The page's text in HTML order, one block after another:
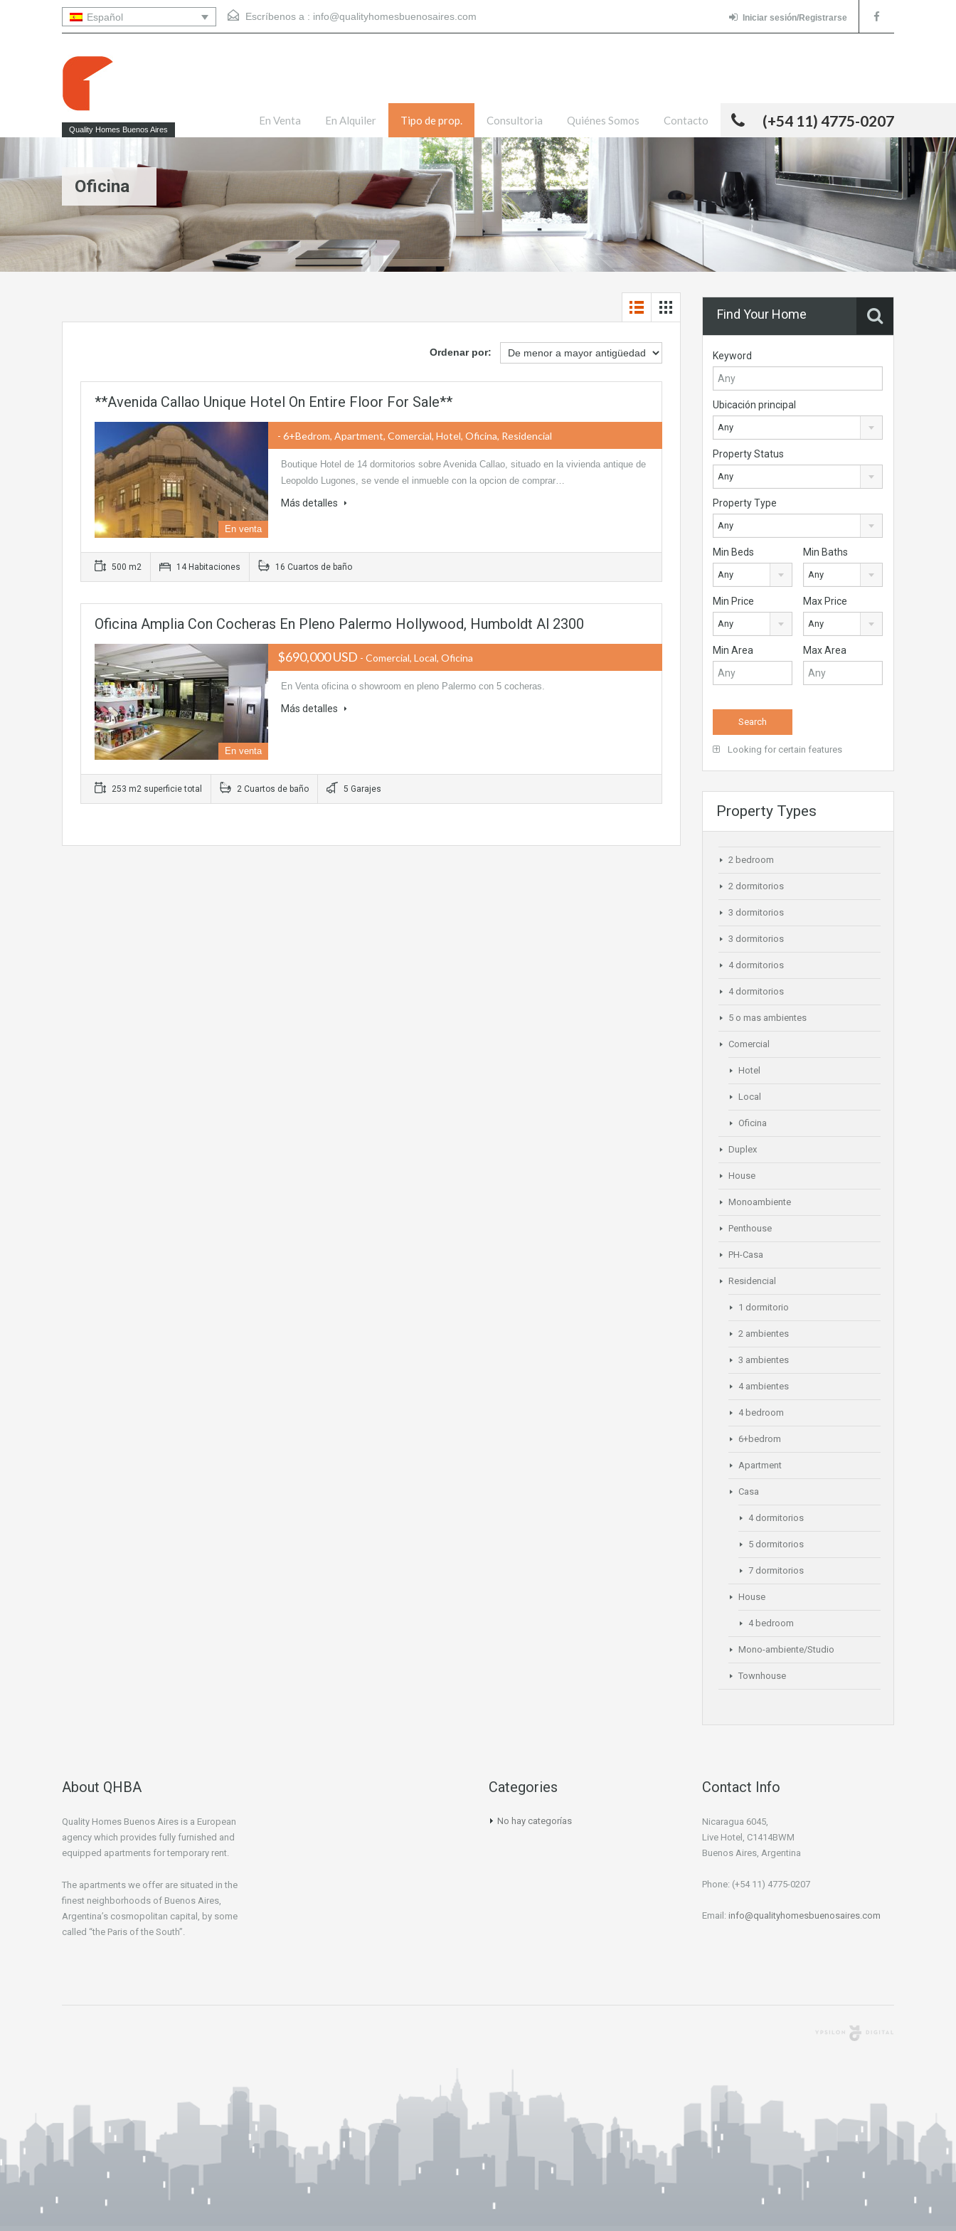
Español Escríbenos a : info@qualityhomesbuenosaires.com Iniciar sesión/Registrarse
Quality Homes Buenos Aires (+54 11) 4775-0207
En Venta En Alquiler Tipo de prop. Consultoria Quiénes Somos Contacto
Oficina
Ordenar por:
**Avenida Callao Unique Hotel On Entire Floor For Sale**
En venta
- 6+bedrom, Apartment, Comercial, Hotel, Oficina, Residencial
Boutique Hotel de 14 dormitorios sobre Avenida Callao, situado en la vivienda antique de
Leopoldo Lugones, se vende el inmueble con la opcion de comprar…
Más detalles
500 m2 14 Habitaciones 16 Cuartos de baño
Oficina Amplia Con Cocheras En Pleno Palermo Hollywood, Humboldt Al 2300
En venta
$690,000 USD - Comercial, Local, Oficina
En Venta oficina o showroom en pleno Palermo con 5 cocheras.
Más detalles
253 m2 superficie total 2 Cuartos de baño 5 Garajes
Find Your Home
Keyword
Ubicación principal
Any
Property Status
Any
Property Type
Any
Min Beds
Any
Min Baths
Any
Min Price
Any
Max Price
Any
Min Area Max Area
Looking for certain features
Property Types
2 bedroom
2 dormitorios
3 dormitorios
3 dormitorios
4 dormitorios
4 dormitorios
5 o mas ambientes
Comercial
Hotel
Local
Oficina
Duplex
House
Monoambiente
Penthouse
PH-Casa
Residencial
1 dormitorio
2 ambientes
3 ambientes
4 ambientes
4 bedroom
6+bedrom
Apartment
Casa
4 dormitorios
5 dormitorios
7 dormitorios
House
4 bedroom
Mono-ambiente/Studio
Townhouse
About QHBA
Quality Homes Buenos Aires is a European
agency which provides fully furnished and
equipped apartments for temporary rent.
The apartments we offer are situated in the
finest neighborhoods of Buenos Aires,
Argentina’s cosmopolitan capital, by some
called “the Paris of the South”.
Categories
No hay categorías
Contact Info
Nicaragua 6045,
Live Hotel, C1414BWM
Buenos Aires, Argentina
Phone: (+54 11) 4775-0207
Email: info@qualityhomesbuenosaires.com